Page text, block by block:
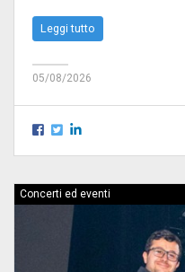
Leggi tutto
05/08/2026
Concerti ed eventi